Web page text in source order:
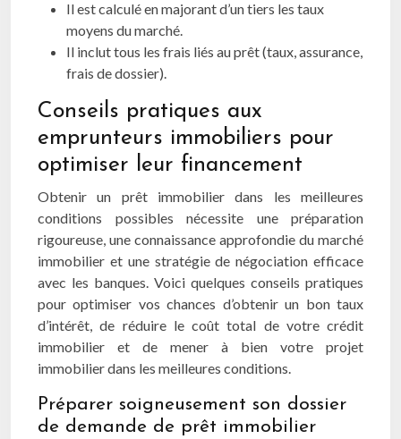
Il est calculé en majorant d’un tiers les taux
moyens du marché.
Il inclut tous les frais liés au prêt (taux, assurance,
frais de dossier).
Conseils pratiques aux
emprunteurs immobiliers pour
optimiser leur financement
Obtenir un prêt immobilier dans les meilleures
conditions possibles nécessite une préparation
rigoureuse, une connaissance approfondie du marché
immobilier et une stratégie de négociation efficace
avec les banques. Voici quelques conseils pratiques
pour optimiser vos chances d’obtenir un bon taux
d’intérêt, de réduire le coût total de votre crédit
immobilier et de mener à bien votre projet
immobilier dans les meilleures conditions.
Préparer soigneusement son dossier
de demande de prêt immobilier